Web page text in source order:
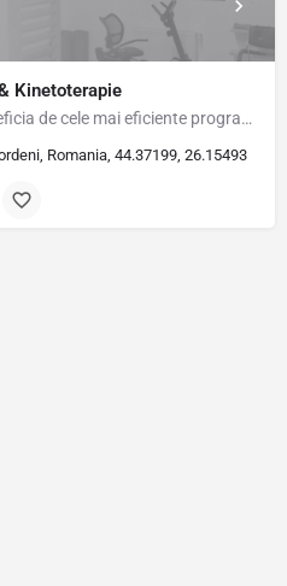
Kinetoterapie
La HomeKineto vei putea beneficia de cele mai eficiente programe de recuperare. Sunt Dr. Cosmin Ciocîrlan,…
Romania, 44.37199, 26.15493